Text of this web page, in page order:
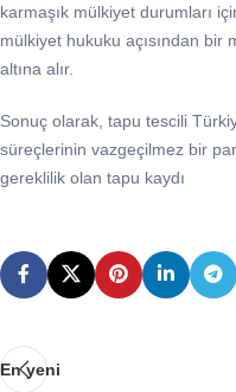
karmaşık mülkiyet durumları
mülkiyet hukuku açısından bir
altına alır.
Sonuç olarak, tapu tescili
süreçlerinin vazgeçilmez bir
gereklilik olan tapu kaydı
En yeni